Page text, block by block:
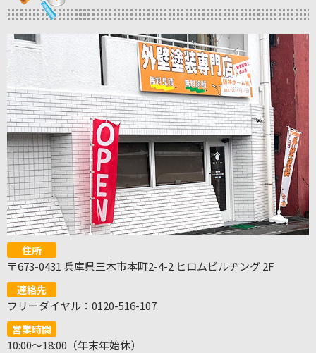
住所
〒673-0431 兵庫県三木市本町2-4-2 ヒロムビルヂング 2F
連絡先
フリーダイヤル：0120-516-107
営業時間
10:00～18:00（年末年始休）